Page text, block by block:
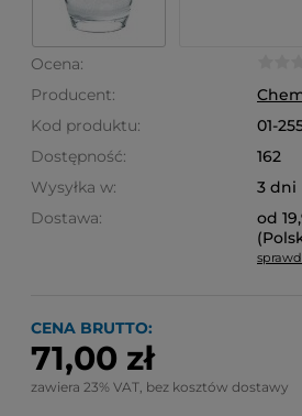
Ocena:
Producent:
Kod produktu:
01-
Dostępność:
162
Wysyłka w:
3 dni
Dostawa:
od
Cena nie zawiera ewentualnych
CENA BRUTTO:
71,00 zł
zawiera 23% VAT, bez kosztów dostawy